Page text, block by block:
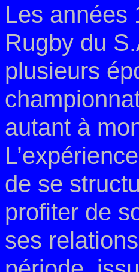
Les années
Rugby du
plusieurs
autant à
de se
profiter de
ses